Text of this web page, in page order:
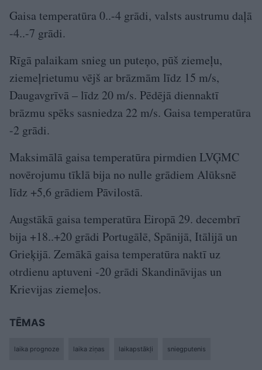
Gaisa temperatūra 0..-4 grādi, valsts austrumu daļā
-4..-7 grādi.
Rīgā palaikam snieg un puteņo, pūš ziemeļu,
ziemeļrietumu vējš ar brāzmām līdz 15 m/s,
Daugavgrīvā – līdz 20 m/s. Pēdējā diennaktī
brāzmu spēks sasniedza 22 m/s. Gaisa temperatūra
-2 grādi.
Maksimālā gaisa temperatūra pirmdien LVĢMC
novērojumu tīklā bija no nulle grādiem Alūksnē
līdz +5,6 grādiem Pāvilostā.
Augstākā gaisa temperatūra Eiropā 29. decembrī
bija +18..+20 grādi Portugālē, Spānijā, Itālijā un
Grieķijā. Zemākā gaisa temperatūra naktī uz
otrdienu aptuveni -20 grādi Skandināvijas un
Krievijas ziemeļos.
TĒMAS
laika prognoze laika ziņas laikapstākļi sniegputenis